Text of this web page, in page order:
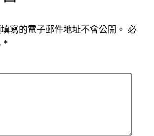
寫的電子郵件地址不會公開。 必
*